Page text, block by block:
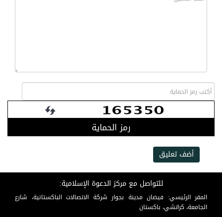
رمز الحماية
أضف تعليق
للتواصل مع مركز الدعوة الإسلامية:
المقر الرئيسي: فيضان مدينة بجوار شركة الاتصالات الباكستانية، شارع
الجامعة، كراتشي، باكستان